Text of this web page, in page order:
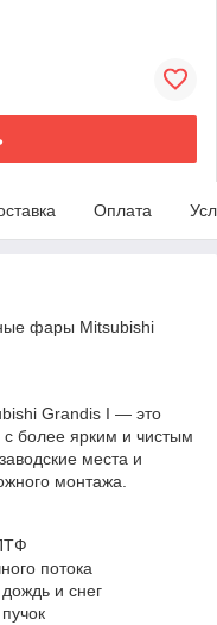
Оплата
фары Mitsubishi
Grandis I — это
более ярким и чистым
места и
монтажа.
потока
и снег